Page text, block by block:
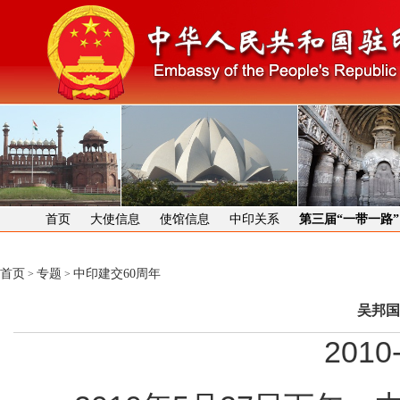
首页 大使信息 使馆信息 中印关系 第三届“一带一路
首页 > 专题 > 中印建交60周年
吴邦